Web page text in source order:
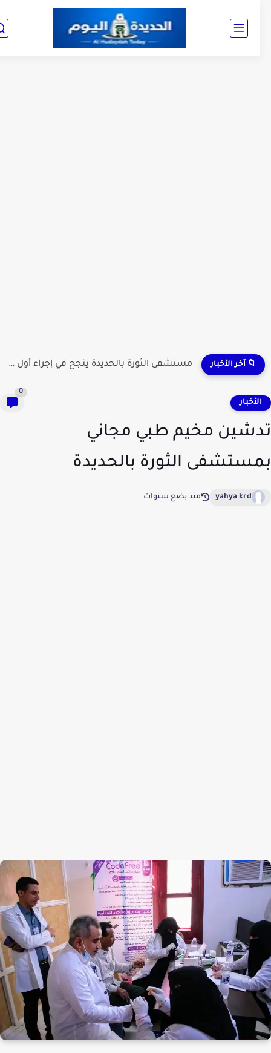
📁 آخر الأخبار مستشفى الثورة بالحديدة ينجح في إجراء أول عملية لاستئصال...
مخيم طبي مجاني
الثورة بالحديدة
yahya krd منذ بضع سنوات